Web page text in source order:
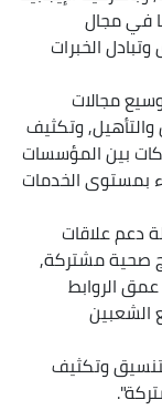
مجال
الخبرات
مجالات
وتكثيف
بين المؤسسات
بمستوى الخدمات
علاقات
صحية مشتركة,
الروابط
وتكثيف